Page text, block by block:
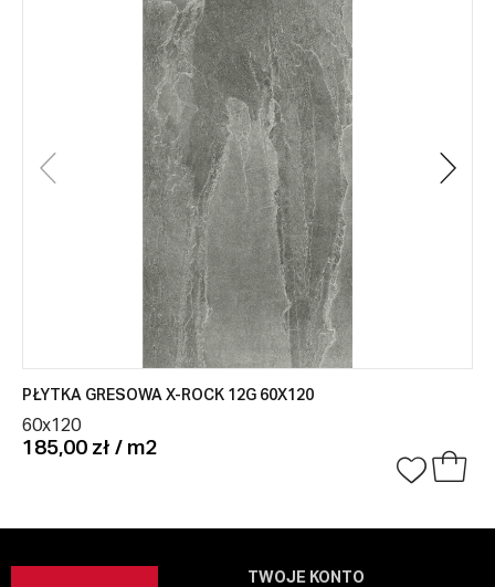
PŁYTKA GRESOWA X-ROCK 12G 60X120
60x120
185,00 zł / m2
TWOJE KONTO